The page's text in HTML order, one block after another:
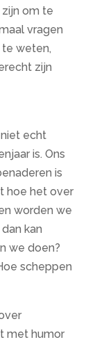
om te
vragen
weten,
zijn
echt
is. Ons
is
hoe het over
worden we
kan
we doen?
scheppen
met humor